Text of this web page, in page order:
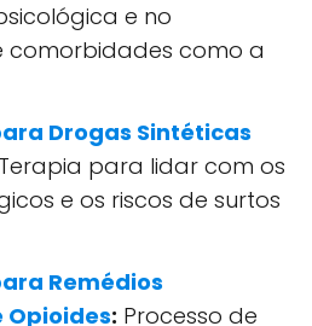
e no
como a
Drogas Sintéticas
Terapia para lidar com os
e os riscos de surtos
Remédios
Opioides: Processo de